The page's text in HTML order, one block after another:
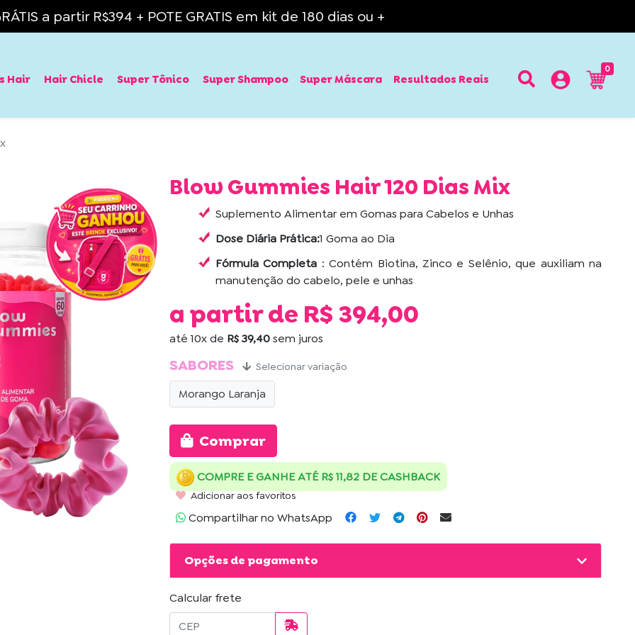
a partir R$394 + POTE GRATIS em kit de 180 dias ou +
0
Hair Hair Chicle Super Tônico Super Shampoo Super Máscara Resultados Reais
Blow Gummies Hair 120 Dias Mix
Suplemento Alimentar em Gomas para Cabelos e Unhas
Dose Diária Prática:1 Goma ao Dia
Fórmula Completa : Contém Biotina, Zinco e Selênio, que auxiliam na
manutenção do cabelo, pele e unhas
a partir de R$ 394,00
até10xde R$ 39,40sem juros
SABORES Selecionar variação
Morango Laranja
Comprar
COMPRE E GANHE ATÉ R$ 11,82 DE CASHBACK
Adicionar aos favoritos
Compartilhar no WhatsApp
Opções de pagamento
Calcular frete